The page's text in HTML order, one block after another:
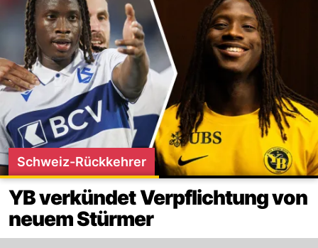
Schweiz-Rückkehrer
YB verkündet Verpflichtung von
neuem Stürmer